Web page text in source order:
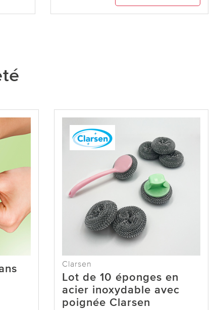
Clarsen
Lot de 10 éponges en
acier inoxydable avec
poignée Clarsen